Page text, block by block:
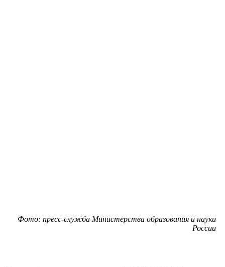
Фото: пресс-служба Министерства образования и науки
России